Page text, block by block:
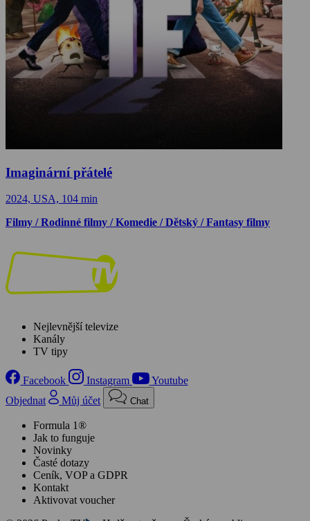
Imaginární přátelé
2024, USA, 104 min
Filmy / Rodinné filmy / Komedie / Dětský / Fantasy filmy
Nejlevnější televize
Kanály
TV tipy
Facebook Instagram
Youtube
Objednat
Můj účet Chat
Formula 1®
Jak to funguje
Novinky
Časté dotazy
Ceník, VOP a GDPR
Kontakt
Aktivovat voucher